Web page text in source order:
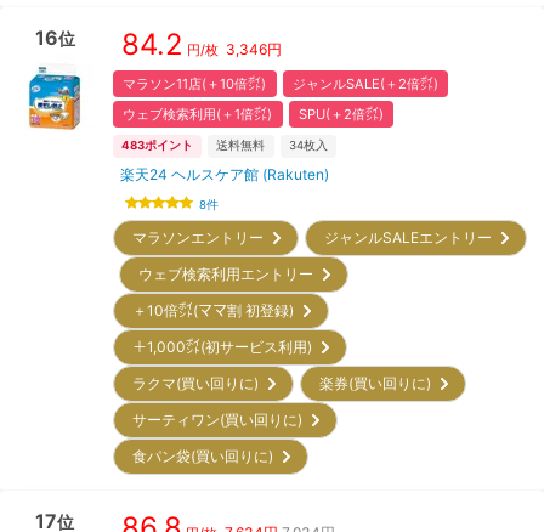
16位 84.2 円/枚 3,346円
マラソン11店(＋10倍㌽)
ジャンルSALE(＋2倍㌽)
ウェブ検索利用(＋1倍㌽)
SPU(＋2倍㌽)
483ポイント 送料無料 34枚入
楽天24 ヘルスケア館 (Rakuten)
8件
マラソンエントリー
ジャンルSALEエントリー
ウェブ検索利用エントリー
＋10倍㌽(ママ割 初登録)
＋1,000㌽(初サービス利用)
ラクマ(買い回りに)
楽券(買い回りに)
サーティワン(買い回りに)
食パン袋(買い回りに)
17位